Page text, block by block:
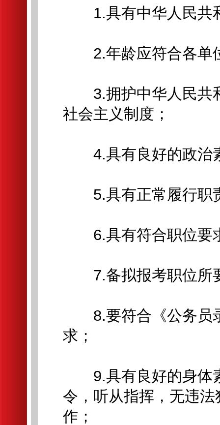
1.具有中华人民共
2.年龄应符合各单
3.拥护中华人民共
社会主义制度；
4.具有良好的政治
5.具有正常履行职
6.具有符合职位要
7.备拟报考职位所
8.要符合《公务员
求；
9.具有良好的身体
令，听从指挥，无违
作；